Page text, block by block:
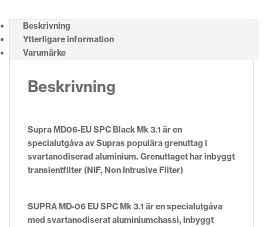
Beskrivning
Ytterligare information
Varumärke
Beskrivning
Supra MD06-EU SPC Black Mk 3.1 är en
specialutgåva av Supras populära grenuttag i
svartanodiserad aluminium. Grenuttaget har inbyggt
transientfilter (NIF, Non Intrusive Filter)
SUPRA MD-06 EU SPC Mk 3.1 är en specialutgåva
med svartanodiserat aluminiumchassi, inbyggt